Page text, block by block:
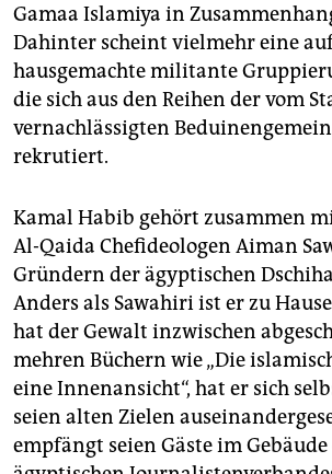
Gamaa Islamiya in
Dahinter scheint vielmehr eine
hausgemachte militante
die sich aus den Reihen der vom
vernachlässigten
rekrutiert.
Kamal Habib gehört zusammen
Al-Qaida Chefideologen Aiman
Gründern der ägyptischen
Anders als Sawahiri ist er zu
hat der Gewalt inzwischen
mehren Büchern wie „Die
eine Innenansicht“, hat er sich
seien alten Zielen
empfängt seien Gäste im Gebäude